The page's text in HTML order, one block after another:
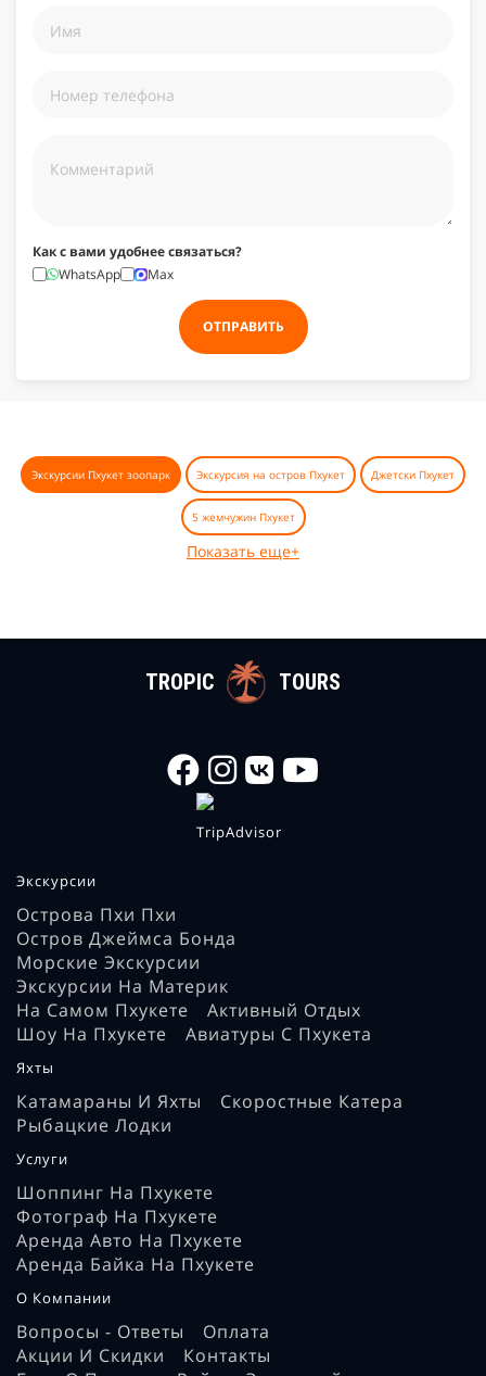
Как с вами удобнее связаться?
WhatsApp
Max
ОТПРАВИТЬ
Экскурсии Пхукет зоопарк Экскурсия на остров Пхукет Джетски Пхукет
5 жемчужин Пхукет
Показать еще+
TROPIC TOURS
Экскурсии
Острова Пхи Пхи
Остров Джеймса Бонда
Морские Экскурсии
Экскурсии На Материк
На Самом Пхукете
Активный Отдых
Шоу На Пхукете
Авиатуры С Пхукета
Яхты
Катамараны И Яхты
Скоростные Катера
Рыбацкие Лодки
Услуги
Шоппинг На Пхукете
Фотограф На Пхукете
Аренда Авто На Пхукете
Аренда Байка На Пхукете
О Компании
Вопросы - Ответы
Оплата
Акции И Скидки
Контакты